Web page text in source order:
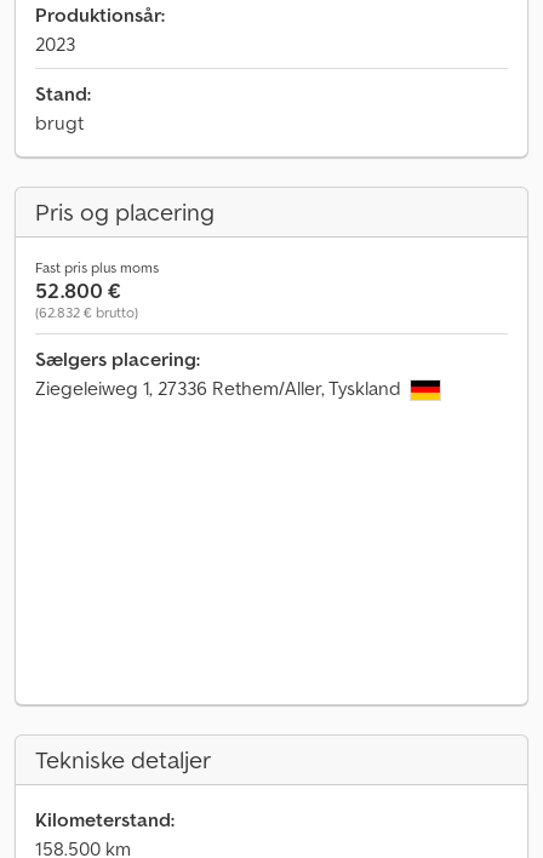
Produktionsår:
2023
Stand:
brugt
Pris og placering
Fast pris plus moms
52.800 €
(62.832 € brutto)
Sælgers placering:
Ziegeleiweg 1, 27336 Rethem/Aller, Tyskland
Tekniske detaljer
Kilometerstand:
158.500 km